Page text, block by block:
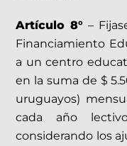
Artículo 8° –
Financiamiento
a un centro
en la suma de $
uruguayos)
cada año
considerando los